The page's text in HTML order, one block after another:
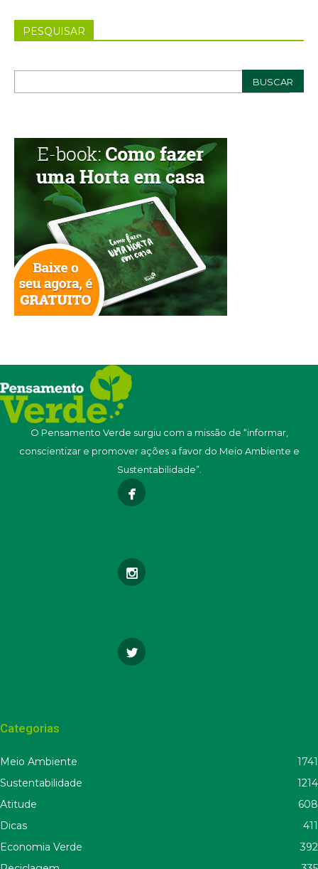
PESQUISAR
O Pensamento Verde surgiu com a missão de “informar,
conscientizar e promover ações a favor do Meio Ambiente e
Sustentabilidade”.
Categorias
Meio Ambiente
1741
Sustentabilidade
1214
Atitude
608
Dicas
411
Economia Verde
392